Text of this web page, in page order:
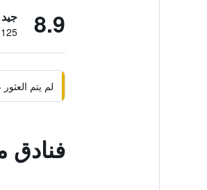
8.9 2,125 من التقييمات
لم يتم
فنادق